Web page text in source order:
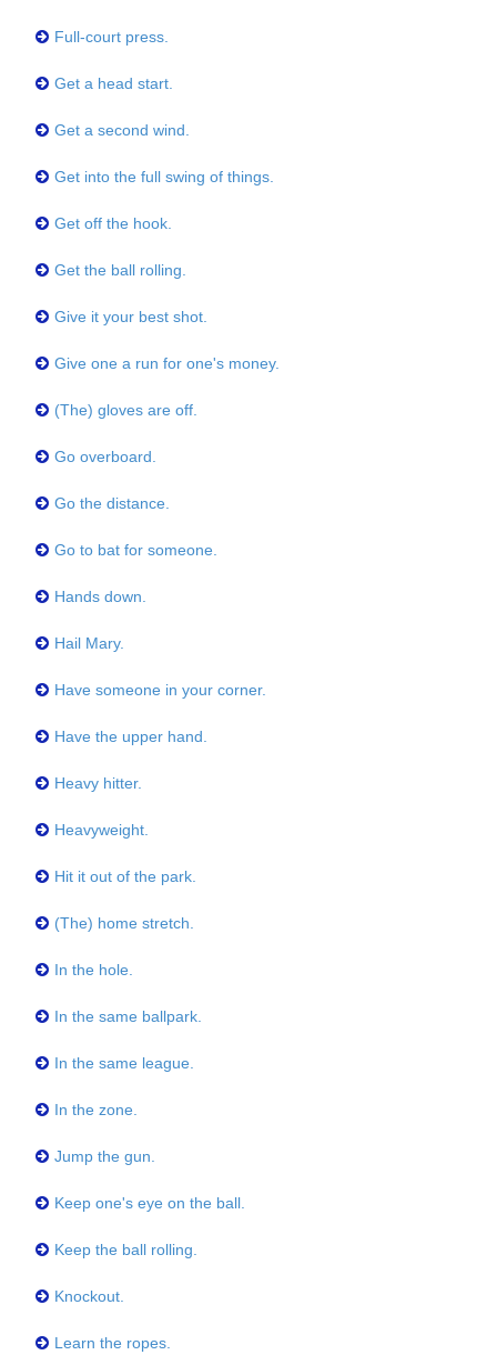
Full-court press.
Get a head start.
Get a second wind.
Get into the full swing of things.
Get off the hook.
Get the ball rolling.
Give it your best shot.
Give one a run for one's money.
(The) gloves are off.
Go overboard.
Go the distance.
Go to bat for someone.
Hands down.
Hail Mary.
Have someone in your corner.
Have the upper hand.
Heavy hitter.
Heavyweight.
Hit it out of the park.
(The) home stretch.
In the hole.
In the same ballpark.
In the same league.
In the zone.
Jump the gun.
Keep one's eye on the ball.
Keep the ball rolling.
Knockout.
Learn the ropes.